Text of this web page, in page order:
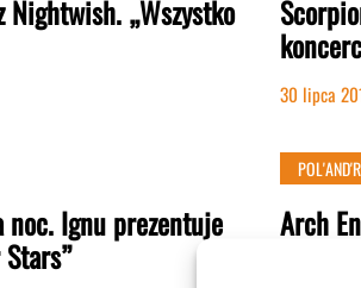
„Wszystko
30 lipca
noc. Ignu prezentuje Arch